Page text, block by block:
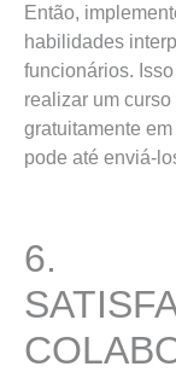
Então,
habilidades
funcionários.
realizar um
gratuitamente
pode até enviá-
6.